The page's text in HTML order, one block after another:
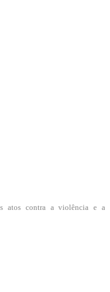
atos contra a violência e a